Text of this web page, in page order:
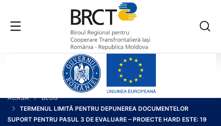
ACASĂ
BLOG
TERMENUL LIMITĂ PENTRU DEPUNEREA DOCUMENTELOR
SUPORT PENTRU PASUL 3 DE EVALUARE – PROIECTE HARD ESTE: 19